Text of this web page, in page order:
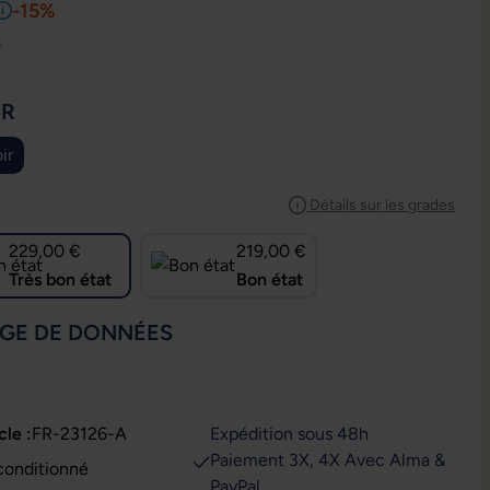
-15%
Détails sur les grades
229,00 €
Très bon état
219,00 €
Bon état
DE DONNÉES
:FR-23126-A
Expédition sous 48h
Paiement 3X, 4X Avec Alma &